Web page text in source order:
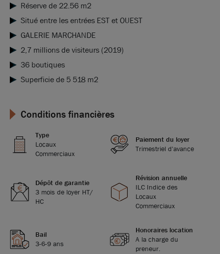
Réserve de 22.56 m2
Situé entre les entrées EST et OUEST
GALERIE MARCHANDE
2,7 millions de visiteurs (2019)
36 boutiques
Superficie de 5 518 m2
Conditions financières
Type
Locaux
Commerciaux
Paiement du loyer
Trimestriel d'avance
Dépôt de garantie
3 mois de loyer HT/
HC
Révision annuelle
ILC Indice des
Locaux
Commerciaux
Bail
3-6-9 ans
Honoraires location
A la charge du
preneur.